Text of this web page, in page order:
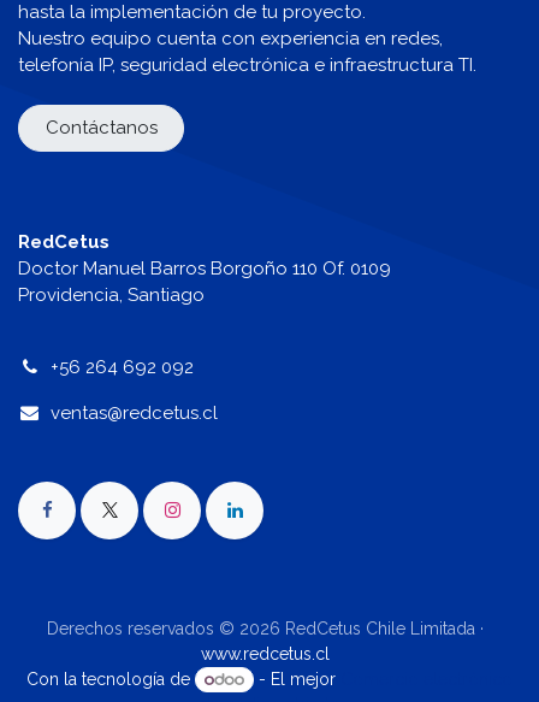
hasta la implementación de tu proyecto.
Nuestro equipo cuenta con experiencia en redes,
telefonía IP, seguridad electrónica e infraestructura TI.
Contáctanos
RedCetus
Doctor Manuel Barros Borgoño 110 Of. 0109
Providencia, Santiago
+56 264 692 092
ventas@redcetus.cl
Derechos reservados © 2026 RedCetus Chile Limitada ·
www.redcetus.cl
Con la tecnología de
- El mejor